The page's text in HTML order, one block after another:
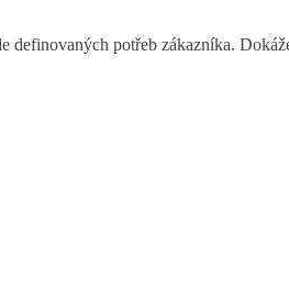
potřeb zákazníka.